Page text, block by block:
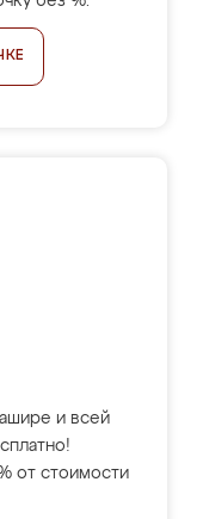
и всей
от стоимости